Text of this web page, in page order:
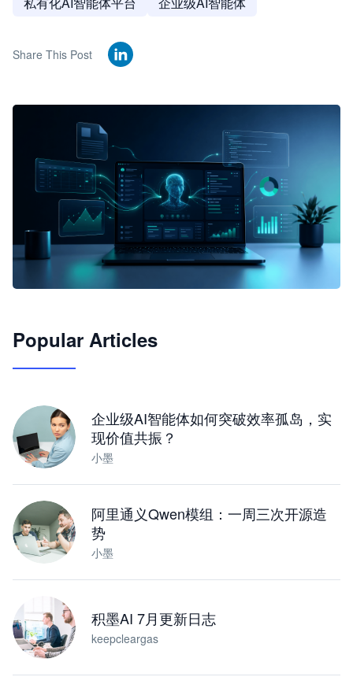
Share This Post
JimoClaw 桌面 AI Agent 工作台
Popular Articles
企业级AI智能体如何突破效率孤岛，实
现价值共振？
小墨
阿里通义Qwen模组：一周三次开源造
势
小墨
积墨AI 7月更新日志
keepcleargas